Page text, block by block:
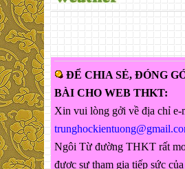
ĐỂ CHIA SẺ, ĐÓNG
BÀI CHO WEB THKT:
Xin vui lòng gởi về địa chỉ e-
Ngôi Từ đường THKT rất
được sự tham gia tiếp sức